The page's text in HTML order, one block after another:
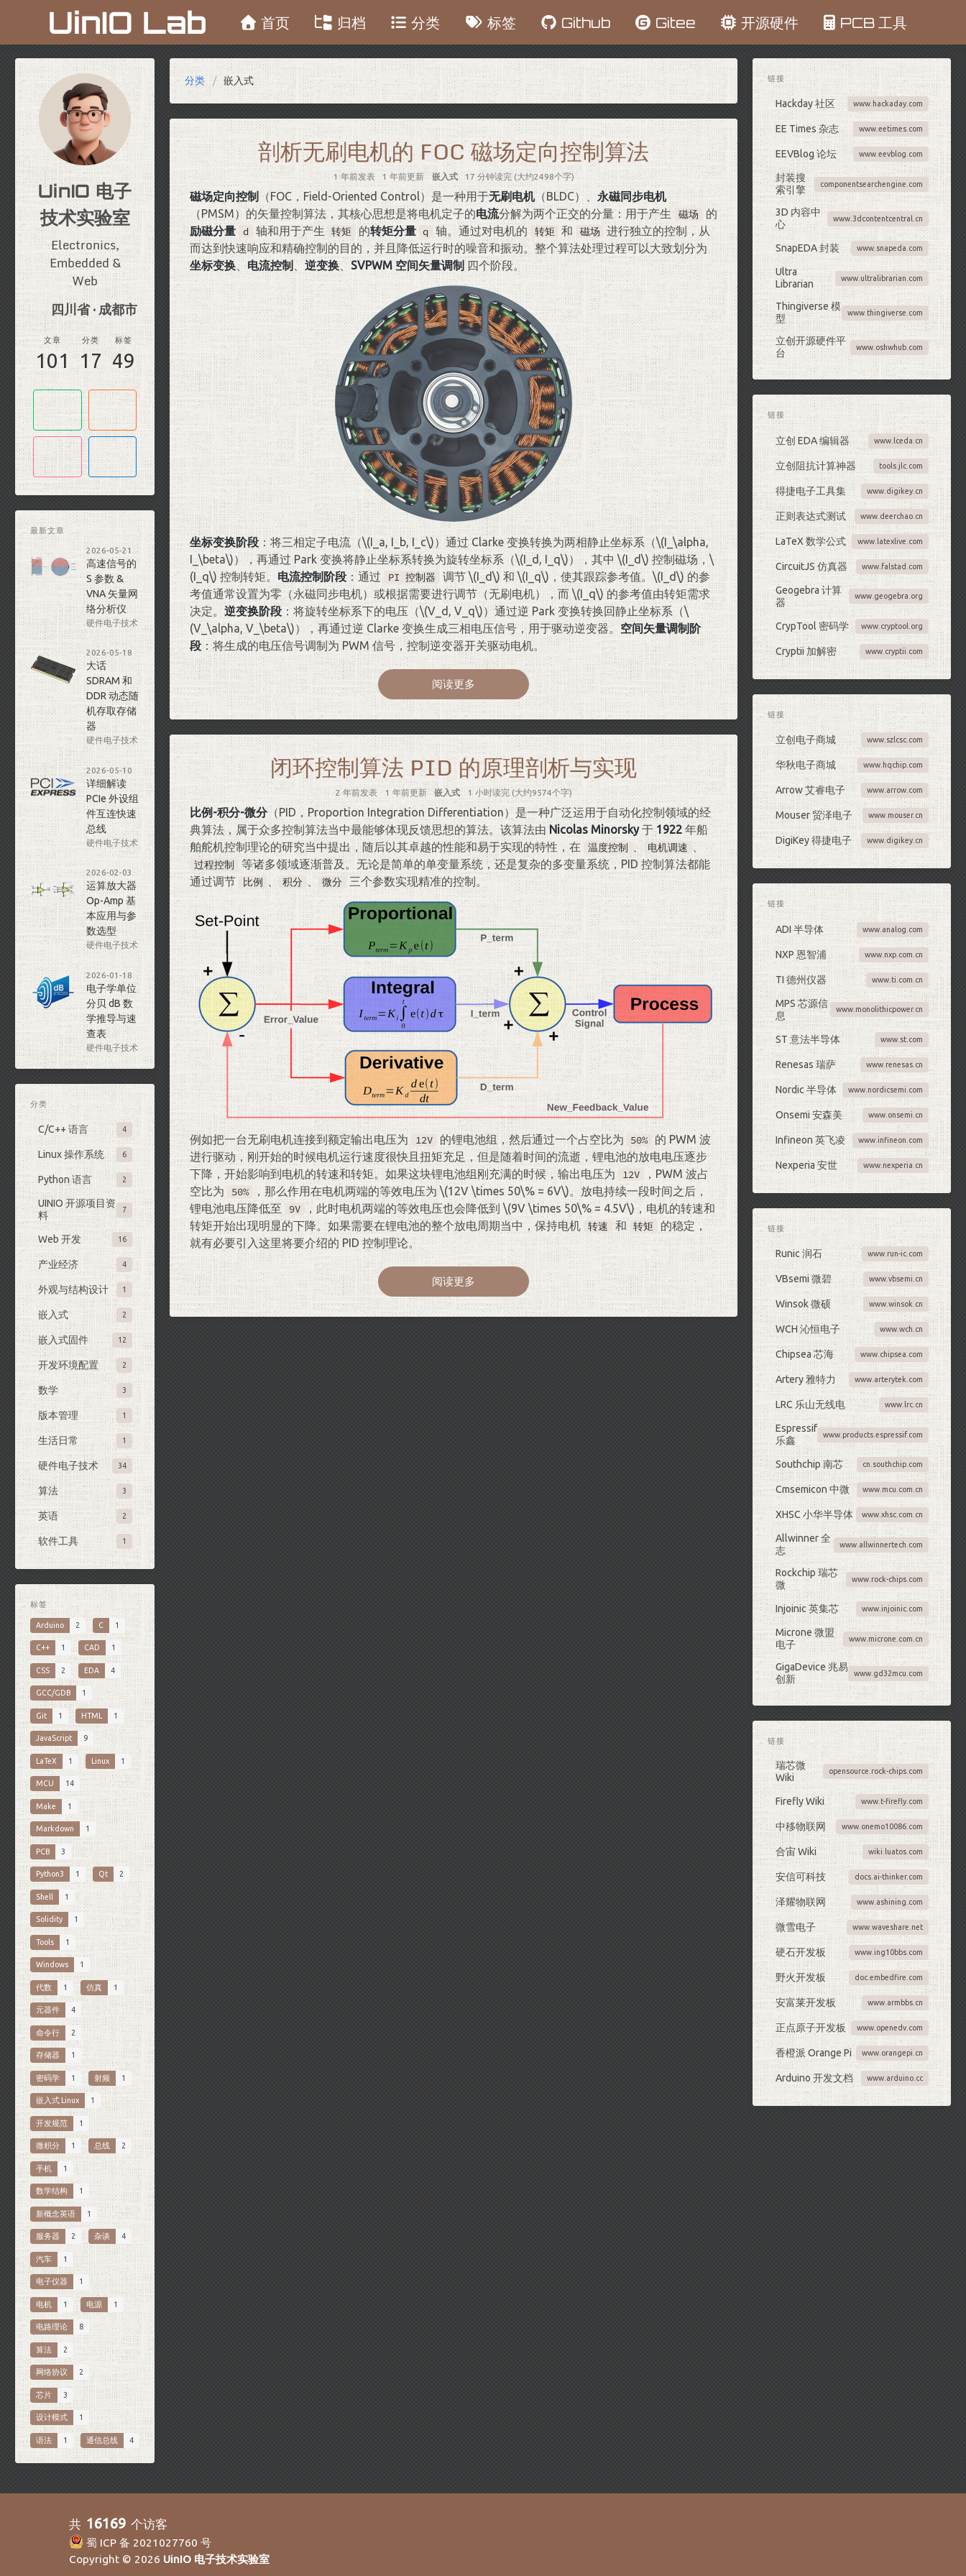
UinIO Lab 首页 归档 分类 标签 Github Gitee 开源硬件 PCB 工具
分类 嵌入式
1 年前发表 1 年前更新 嵌入式 17 分钟读完 (大约2498个字)
剖析无刷电机的 FOC 磁场定向控制算法
磁场定向控制 （FOC，Field-Oriented Control）是一种用于无刷电机（BLDC）、永磁同步电机
（PMSM）的矢量控制算法，其核心思想是将电机定子的电流分解为两个正交的分量：用于产生 磁场 的
励磁分量 d 轴和用于产生 转矩 的转矩分量 q 轴。通过对电机的 转矩 和 磁场 进行独立的控制，从
而达到快速响应和精确控制的目的，并且降低运行时的噪音和振动。整个算法处理过程可以大致划分为
坐标变换、电流控制 、逆变换、SVPWM 空间矢量调制 四个阶段。
坐标变换阶段：将三相定子电流（\(I_a, I_b, I_c\)）通过 Clarke 变换转换为两相静止坐标系（\(I_\alpha,
I_\beta\)），再通过 Park 变换将静止坐标系转换为旋转坐标系（\(I_d, I_q\)），其中\(I_d\) 控制磁场，\
(I_q\)控制转矩。电流控制阶段：通过 PI 控制器 调节\(I_d\)和\(I_q\)，使其跟踪参考值。\(I_d\)的参
考值通常设置为零（永磁同步电机）或根据需要进行调节（无刷电机），而\(I_q\)的参考值由转矩需求
决定。逆变换阶段：将旋转坐标系下的电压（\(V_d, V_q\)）通过逆 Park 变换转换回静止坐标系（\
(V_\alpha, V_\beta\)），再通过逆 Clarke 变换生成三相电压信号，用于驱动逆变器。空间矢量调制阶
段：将生成的电压信号调制为 PWM 信号，控制逆变器开关驱动电机。
阅读更多
2 年前发表 1 年前更新 嵌入式 1 小时读完 (大约9574个字)
闭环控制算法 PID 的原理剖析与实现
比例-积分-微分（PID，Proportion Integration Differentiation）是一种广泛运用于自动化控制领域的经
典算法，属于众多控制算法当中最能够体现反馈思想的算法。该算法由Nicolas Minorsky于1922 年船
舶舵机控制理论的研究当中提出，随后以其卓越的性能和易于实现的特性，在 温度控制 、 电机调速 、
过程控制 等诸多领域逐渐普及。无论是简单的单变量系统，还是复杂的多变量系统，PID 控制算法都能
通过调节 比例 、 积分 、 微分 三个参数实现精准的控制。
例如把一台无刷电机连接到额定输出电压为 12V 的锂电池组，然后通过一个占空比为 50% 的 PWM 波
进行驱动，刚开始的时候电机运行速度很快且扭矩充足，但是随着时间的流逝，锂电池的放电电压逐步
下降，开始影响到电机的转速和转矩。如果这块锂电池组刚充满的时候，输出电压为 12V
，PWM 波占
空比为 50% ，那么作用在电机两端的等效电压为\(12V \times 50\% = 6V\)。放电持续一段时间之后，
锂电池电压降低至
9V ，此时电机两端的等效电压也会降低到\(9V \times 50\% = 4.5V\)，电机的转速和
转矩开始出现明显的下降。如果需要在锂电池的整个放电周期当中，保持电机 转速 和 转矩 的稳定，
就有必要引入这里将要介绍的 PID 控制理论。
阅读更多
UinIO 电子
技术实验室
Electronics,
Embedded &
Web
四川省 · 成都市
文章
101
分类
17
标签
49
最新文章
2026-05-21
高速信号的
S 参数 &
VNA 矢量网
络分析仪
硬件电子技术
2026-05-18
大话
SDRAM 和
DDR 动态随
机存取存储
器
硬件电子技术
2026-05-10
详细解读
PCIe 外设组
件互连快速
总线
硬件电子技术
2026-02-03
运算放大器
Op-Amp 基
本应用与参
数选型
硬件电子技术
2026-01-18
电子学单位
分贝 dB 数
学推导与速
查表
硬件电子技术
分类
C/C++ 语言 4
Linux 操作系统 6
Python 语言 2
UINIO 开源项目资
料
7
Web 开发 16
产业经济 4
外观与结构设计 1
嵌入式 2
嵌入式固件 12
开发环境配置 2
数学 3
版本管理 1
生活日常 1
硬件电子技术 34
算法 3
英语 2
软件工具 1
标签
Arduino 2 C 1
C++ 1 CAD 1
CSS 2 EDA 4
GCC/GDB 1
Git 1 HTML 1
JavaScript 9
LaTeX 1 Linux 1
MCU 14
Make 1
Markdown 1
PCB 3
Python3 1 Qt 2
Shell 1
Solidity 1
Tools 1
Windows 1
代数 1 仿真 1
元器件 4
命令行 2
存储器 1
密码学 1 射频 1
嵌入式 Linux 1
开发规范 1
微积分 1 总线 2
手机 1
数学结构 1
新概念英语 1
服务器 2 杂谈 4
汽车 1
电子仪器 1
电机 1 电源 1
电路理论 8
算法 2
网络协议 2
芯片 3
设计模式 1
语法 1 通信总线 4
链接
Hackday 社区 www.hackaday.com
EE Times 杂志 www.eetimes.com
EEVBlog 论坛 www.eevblog.com
封装搜
索引擎
componentsearchengine.com
3D 内容中
心
www.3dcontentcentral.cn
SnapEDA 封装 www.snapeda.com
Ultra
Librarian
www.ultralibrarian.com
Thingiverse 模
型
www.thingiverse.com
立创开源硬件平
台
www.oshwhub.com
链接
立创 EDA 编辑器 www.lceda.cn
立创阻抗计算神器 tools.jlc.com
得捷电子工具集 www.digikey.cn
正则表达式测试 www.deerchao.cn
LaTeX 数学公式 www.latexlive.com
CircuitJS 仿真器 www.falstad.com
Geogebra 计算
器
www.geogebra.org
CrypTool 密码学 www.cryptool.org
Cryptii 加解密 www.cryptii.com
链接
立创电子商城 www.szlcsc.com
华秋电子商城 www.hqchip.com
Arrow 艾睿电子 www.arrow.com
Mouser 贸泽电子 www.mouser.cn
DigiKey 得捷电子 www.digikey.cn
链接
ADI 半导体 www.analog.com
NXP 恩智浦 www.nxp.com.cn
TI 德州仪器 www.ti.com.cn
MPS 芯源信
息
www.monolithicpower.cn
ST 意法半导体 www.st.com
Renesas 瑞萨 www.renesas.cn
Nordic 半导体 www.nordicsemi.com
Onsemi 安森美 www.onsemi.cn
Infineon 英飞凌 www.infineon.com
Nexperia 安世 www.nexperia.cn
链接
Runic 润石 www.run-ic.com
VBsemi 微碧 www.vbsemi.cn
Winsok 微硕 www.winsok.cn
WCH 沁恒电子 www.wch.cn
Chipsea 芯海 www.chipsea.com
Artery 雅特力 www.arterytek.com
LRC 乐山无线电 www.lrc.cn
Espressif
乐鑫
www.products.espressif.com
Southchip 南芯 cn.southchip.com
Cmsemicon 中微 www.mcu.com.cn
XHSC 小华半导体 www.xhsc.com.cn
Allwinner 全
志
www.allwinnertech.com
Rockchip 瑞芯
微
www.rock-chips.com
Injoinic 英集芯 www.injoinic.com
Microne 微盟
电子
www.microne.com.cn
GigaDevice 兆易
创新
www.gd32mcu.com
链接
瑞芯微
Wiki
opensource.rock-chips.com
Firefly Wiki www.t-firefly.com
中移物联网 www.onemo10086.com
合宙 Wiki wiki.luatos.com
安信可科技 docs.ai-thinker.com
泽耀物联网 www.ashining.com
微雪电子 www.waveshare.net
硬石开发板 www.ing10bbs.com
野火开发板 doc.embedfire.com
安富莱开发板 www.armbbs.cn
正点原子开发板 www.openedv.com
香橙派 Orange Pi www.orangepi.cn
Arduino 开发文档 www.arduino.cc
共 16169 个访客
蜀 ICP 备 2021027760 号
Copyright © 2026 UinIO 电子技术实验室